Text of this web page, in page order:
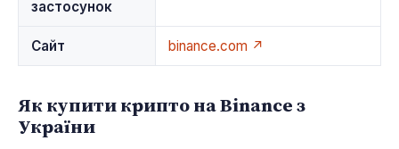
застосунок
Сайт binance.com ↗
Як купити крипто на Binance з
України